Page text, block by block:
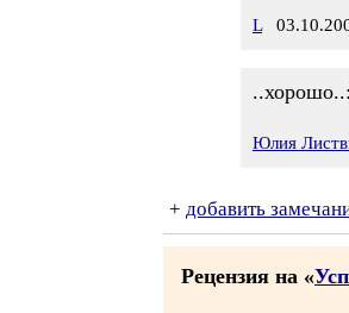
L
Юлия
+ добавить
Рецензия на «